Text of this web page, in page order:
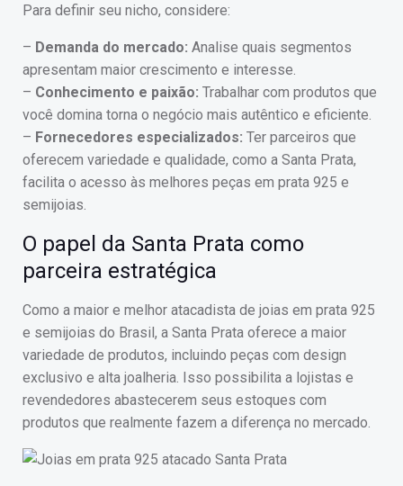
Para definir seu nicho, considere:
– Demanda do mercado: Analise quais segmentos
apresentam maior crescimento e interesse.
– Conhecimento e paixão: Trabalhar com produtos que
você domina torna o negócio mais autêntico e eficiente.
– Fornecedores especializados: Ter parceiros que
oferecem variedade e qualidade, como a Santa Prata,
facilita o acesso às melhores peças em prata 925 e
semijoias.
O papel da Santa Prata como
parceira estratégica
Como a maior e melhor atacadista de joias em prata 925
e semijoias do Brasil, a Santa Prata oferece a maior
variedade de produtos, incluindo peças com design
exclusivo e alta joalheria. Isso possibilita a lojistas e
revendedores abastecerem seus estoques com
produtos que realmente fazem a diferença no mercado.